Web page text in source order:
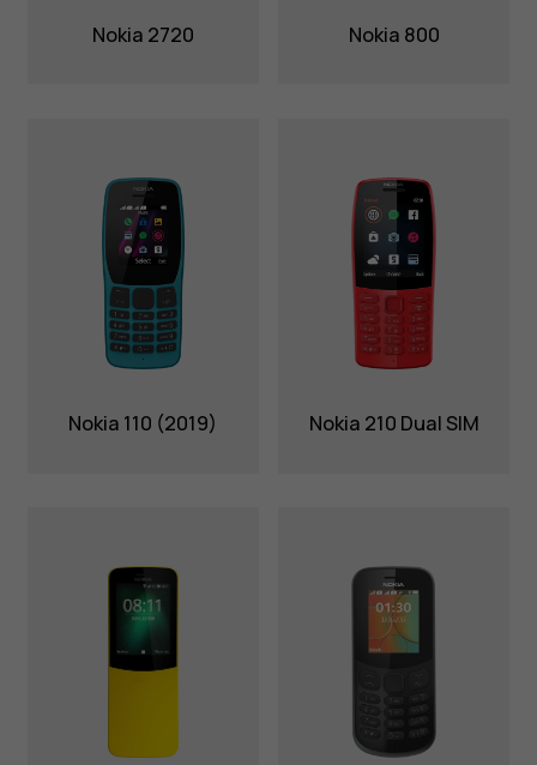
Nokia 2720 Nokia 800
Nokia 110 (2019) Nokia 210 Dual SIM